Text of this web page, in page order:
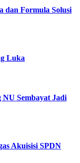
dan Formula Solusi
Luka
Sembayat Jadi
Akuisisi SPDN